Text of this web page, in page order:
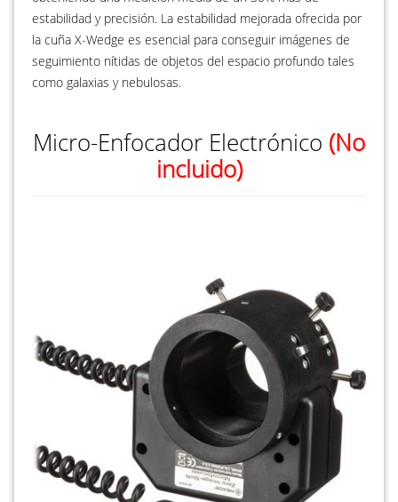
estabilidad y precisión. La estabilidad mejorada ofrecida por
la cuña X-Wedge es esencial para conseguir imágenes de
seguimiento nítidas de objetos del espacio profundo tales
como galaxias y nebulosas.
Micro-Enfocador Electrónico (No
incluido)